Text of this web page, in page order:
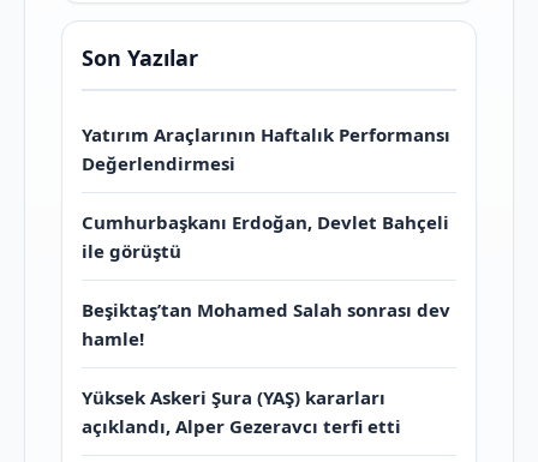
Son Yazılar
Yatırım Araçlarının Haftalık Performansı
Değerlendirmesi
Cumhurbaşkanı Erdoğan, Devlet Bahçeli
ile görüştü
Beşiktaş’tan Mohamed Salah sonrası dev
hamle!
Yüksek Askeri Şura (YAŞ) kararları
açıklandı, Alper Gezeravcı terfi etti